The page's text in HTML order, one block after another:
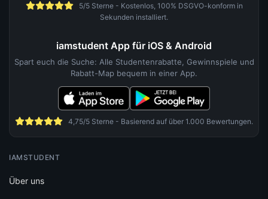
5/5 Sterne - Kostenlos, 100% DSGVO-konform in
Sekunden installiert.
iamstudent App für iOS & Android
Spart euch die Suche: Alle Studentenrabatte, Gewinnspiele und
Rabatt-Map bequem in einer App.
4,75/5 Sterne - Basierend auf über 1.000 Bewertungen.
IAMSTUDENT
Über uns